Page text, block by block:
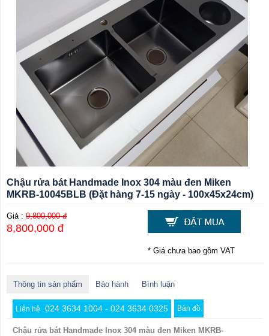
Chậu rửa bát Handmade Inox 304 màu đen Miken
MKRB-10045BLB (Đặt hàng 7-15 ngày - 100x45x24cm)
Giá : 9,800,000 đ
8,800,000 đ
* Giá chưa bao gồm VAT
Thông tin sản phẩm Bảo hành Bình luận
Liên hệ 024 3634 1004 - 024 3634 0325 Bản đồ
Chậu rửa bát Handmade Inox 304 màu đen Miken MKRB-